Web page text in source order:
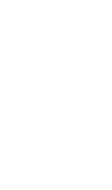
Fiscalité &
Plus-value
l’impôt
La cession d’un
générer une